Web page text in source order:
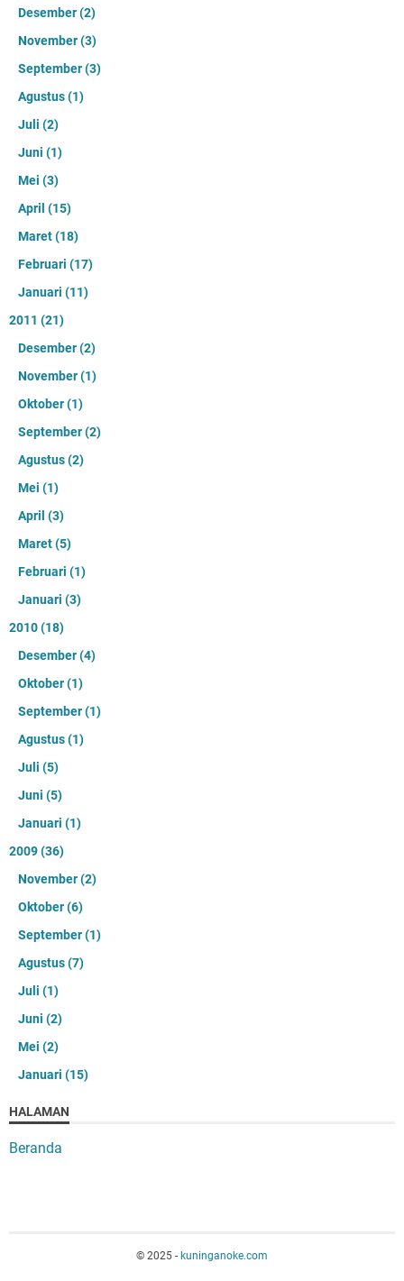
Desember(2)
November(3)
September(3)
Agustus(1)
Juli (2)
Juni (1)
Mei (3)
April (15)
Maret(18)
Februari (17)
Januari (11)
2011 (21)
Desember(2)
November(1)
Oktober(1)
September(2)
Agustus(2)
Mei (1)
April (3)
Maret(5)
Februari (1)
Januari (3)
2010(18)
Desember(4)
Oktober(1)
September(1)
Agustus(1)
Juli (5)
Juni (5)
Januari (1)
2009(36)
November(2)
Oktober(6)
September(1)
Agustus(7)
Juli (1)
Juni (2)
Mei (2)
Januari (15)
HALAMAN
Beranda
© 2025 - kuninganoke.com